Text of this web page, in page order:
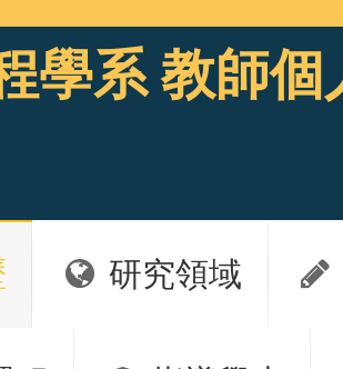
學系 教師個
研究領域